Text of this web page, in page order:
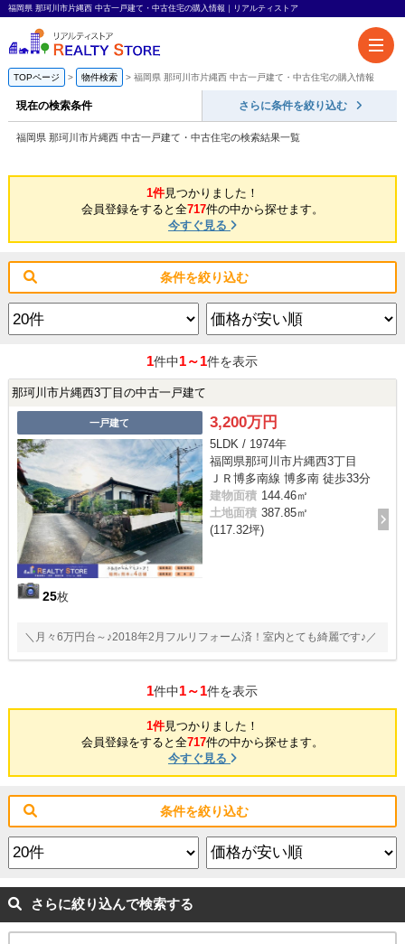
福岡県 那珂川市片縄西 中古一戸建て・中古住宅の購入情報｜リアルティストア
TOPページ 物件検索 福岡県 那珂川市片縄西 中古一戸建て・中古住宅の購入情報
現在の検索条件 さらに条件を絞り込む
福岡県 那珂川市片縄西 中古一戸建て・中古住宅の検索結果一覧
1件見つかりました！
会員登録をすると全717件の中から探せます。
今すぐ見る
条件を絞り込む
1件中1～1件を表示
那珂川市片縄西3丁目の中古一戸建て
一戸建て
25枚
3,200万円
5LDK / 1974年
福岡県那珂川市片縄西3丁目
ＪＲ博多南線 博多南 徒歩33分
建物面積 144.46㎡
土地面積 387.85㎡
(117.32坪)
＼月々6万円台～♪2018年2月フルリフォーム済！室内とても綺麗です♪／
1件中1～1件を表示
1件見つかりました！
会員登録をすると全717件の中から探せます。
今すぐ見る
条件を絞り込む
さらに絞り込んで検索する